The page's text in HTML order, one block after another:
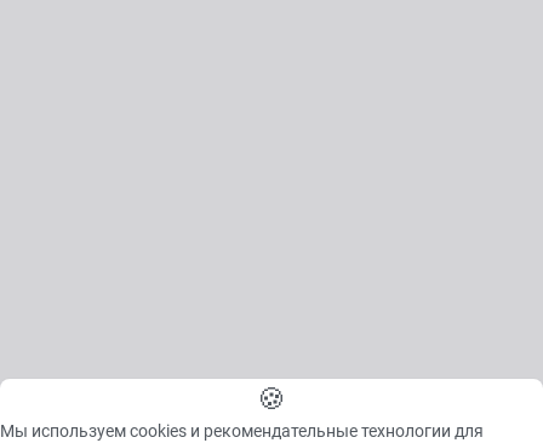
🍪
Мы используем cookies и рекомендательные технологии для